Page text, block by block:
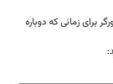
برای زمانی که دوباره